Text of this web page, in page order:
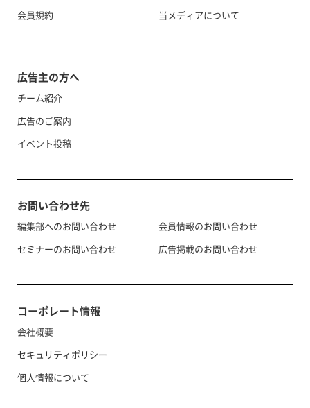
会員規約
当メディアについて
広告主の方へ
チーム紹介
広告のご案内
イベント投稿
お問い合わせ先
編集部へのお問い合わせ
セミナーのお問い合わせ
会員情報のお問い合わせ
広告掲載のお問い合わせ
コーポレート情報
会社概要
セキュリティポリシー
個人情報について